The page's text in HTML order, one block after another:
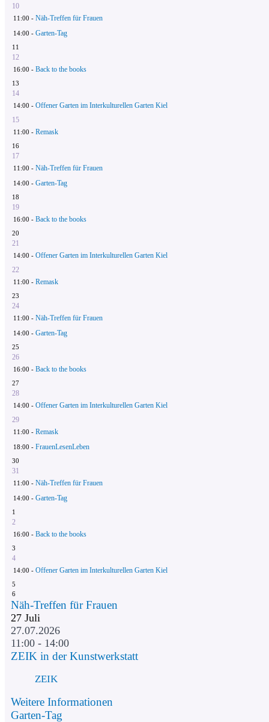
10
11:00 - Näh-Treffen für Frauen
14:00 - Garten-Tag
11
12
16:00 - Back to the books
13
14
14:00 - Offener Garten im Interkulturellen Garten Kiel
15
11:00 - Remask
16
17
11:00 - Näh-Treffen für Frauen
14:00 - Garten-Tag
18
19
16:00 - Back to the books
20
21
14:00 - Offener Garten im Interkulturellen Garten Kiel
22
11:00 - Remask
23
24
11:00 - Näh-Treffen für Frauen
14:00 - Garten-Tag
25
26
16:00 - Back to the books
27
28
14:00 - Offener Garten im Interkulturellen Garten Kiel
29
11:00 - Remask
18:00 - FrauenLesenLeben
30
31
11:00 - Näh-Treffen für Frauen
14:00 - Garten-Tag
1
2
16:00 - Back to the books
3
4
14:00 - Offener Garten im Interkulturellen Garten Kiel
5
6
Näh-Treffen für Frauen
27 Juli
27.07.2026
11:00 - 14:00
ZEIK in der Kunstwerkstatt
ZEIK
Weitere Informationen
Garten-Tag